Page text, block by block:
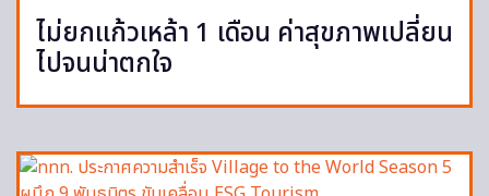
ไม่ยกแก้วเหล้า 1 เดือน ค่าสุขภาพเปลี่ยน
ไปจนน่าตกใจ